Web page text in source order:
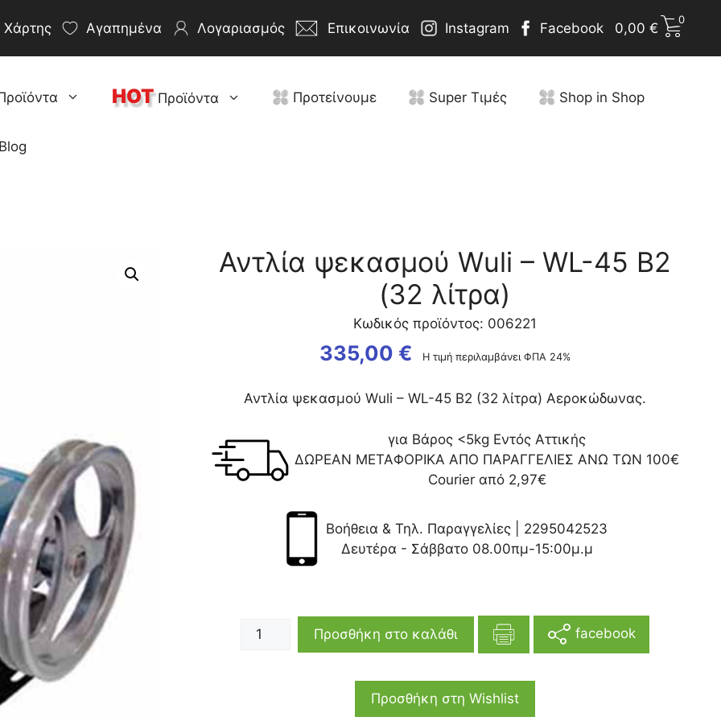
Χάρτης Αγαπημένα Λογαριασμός Επικοινωνία Instagram Facebook 0,00 €
0
HOTΠροϊόντα Προτείνουμε Super Τιμές Shop in Shop
Blog
Αντλία ψεκασμού Wuli – WL-45 B2
(32 λίτρα)
Κωδικός προϊόντος: 006221
335,00 € Η τιμή περιλαμβάνει ΦΠΑ 24%
Αντλία ψεκασμού Wuli – WL-45 B2 (32 λίτρα) Αεροκώδωνας.
για Βάρος <5kg Εντός Αττικής
ΔΩΡΕΑΝ ΜΕΤΑΦΟΡΙΚΑ ΑΠΟ ΠΑΡΑΓΓΕΛΙΕΣ ΑΝΩ ΤΩΝ 100€
Courier από 2,97€
Βοήθεια & Τηλ. Παραγγελίες | 2295042523
Δευτέρα - Σάββατο 08.00πμ-15:00μ.μ
Προσθήκη στο καλάθι facebook
Προσθήκη στη Wishlist